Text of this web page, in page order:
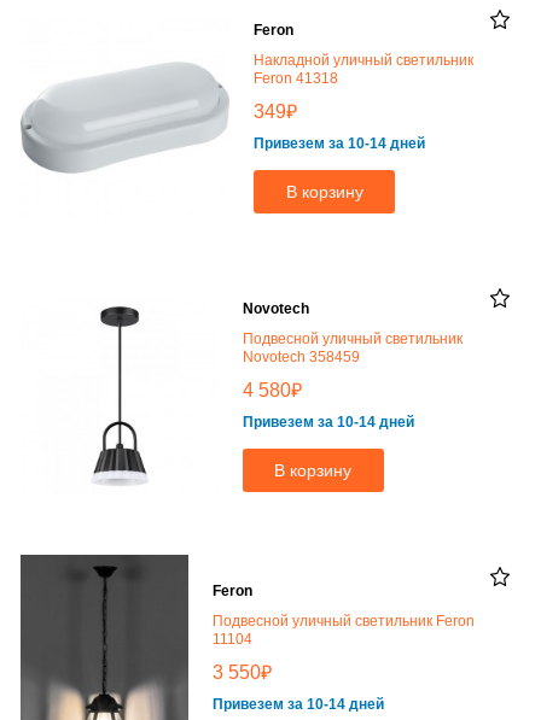
Feron
Накладной уличный светильник
Feron 41318
349₽
Привезем за 10-14 дней
В корзину
Novotech
Подвесной уличный светильник
Novotech 358459
4 580₽
Привезем за 10-14 дней
В корзину
Feron
Подвесной уличный светильник Feron
11104
3 550₽
Привезем за 10-14 дней